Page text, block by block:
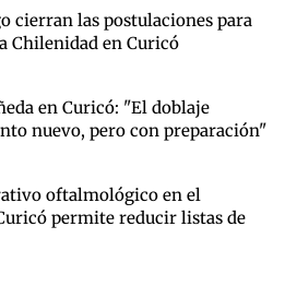
cierran las postulaciones para
Chilenidad en Curicó
en Curicó: "El doblaje
nuevo, pero con preparación"
oftalmológico en el
permite reducir listas de